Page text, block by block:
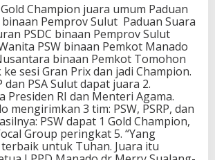
Champion juara umum Paduan
binaan Pemprov Sulut Paduan Suara
PSDC binaan Pemprov Sulut
PSW binaan Pemkot Manado
binaan Pemkot Tomohon
ke sesi Gran Prix dan jadi Champion.
dan PSA Sulut dapat juara 2.
Presiden RI dan Menteri Agama.
mengirimkan 3 tim: PSW, PSRP, dan
PSW dapat 1 Gold Champion,
Group peringkat 5. “Yang
untuk Tuhan. Juara itu